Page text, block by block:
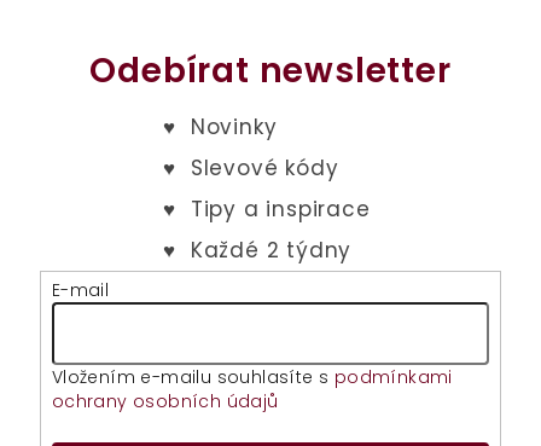
Odebírat newsletter
E-mail
Vložením e-mailu souhlasíte s podmínkami
ochrany osobních údajů